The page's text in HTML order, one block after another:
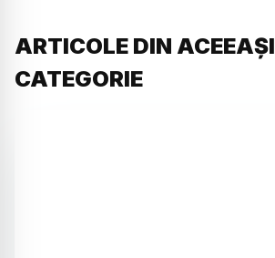
ARTICOLE DIN ACEEAȘI
CATEGORIE